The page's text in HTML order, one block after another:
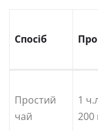
Спосіб
Простий
чай
1
200